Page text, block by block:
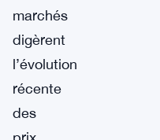
marchés
digèrent
l’évolution
récente
des